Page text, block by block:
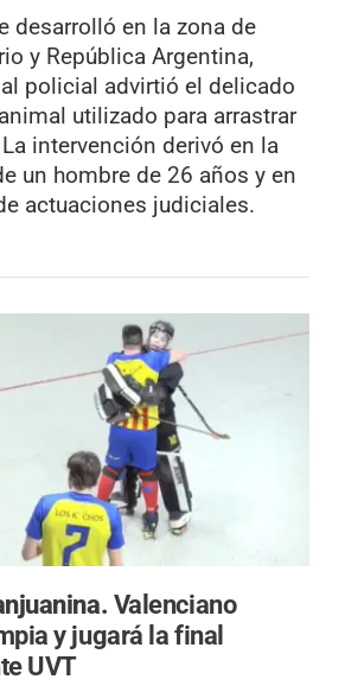
desarrolló en la zona de
y República Argentina,
policial advirtió el delicado
utilizado para arrastrar
intervención derivó en la
un hombre de 26 años y en
actuaciones judiciales.
Valenciano
y jugará la final
UVT